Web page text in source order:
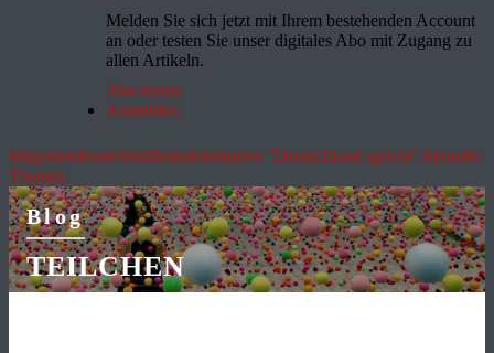
Melden Sie sich jetzt mit Ihrem bestehenden Account
an oder testen Sie unser digitales Abo mit Zugang zu
allen Artikeln.
Abo testen
Anmelden
MigrationRenteWaldbrändeInitiative "Deutschland spricht"Aktuelle
Themen
Blog
TEILCHEN